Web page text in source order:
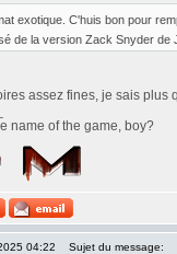
exotique. C'huis bon pour
de la version Zack Snyder de
assez fines, je sais
name of the game, boy?
04:22 Sujet du message: